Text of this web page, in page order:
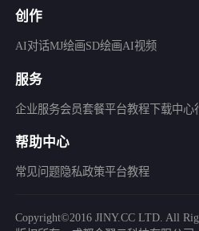
创作
AI对话MJ绘画SD绘画AI视频
服务
企业服务会员套餐平台教程 下载中心
帮助中心
常见问题隐私政策平台教程
Copyright©2016 JINY.CC LTD. All